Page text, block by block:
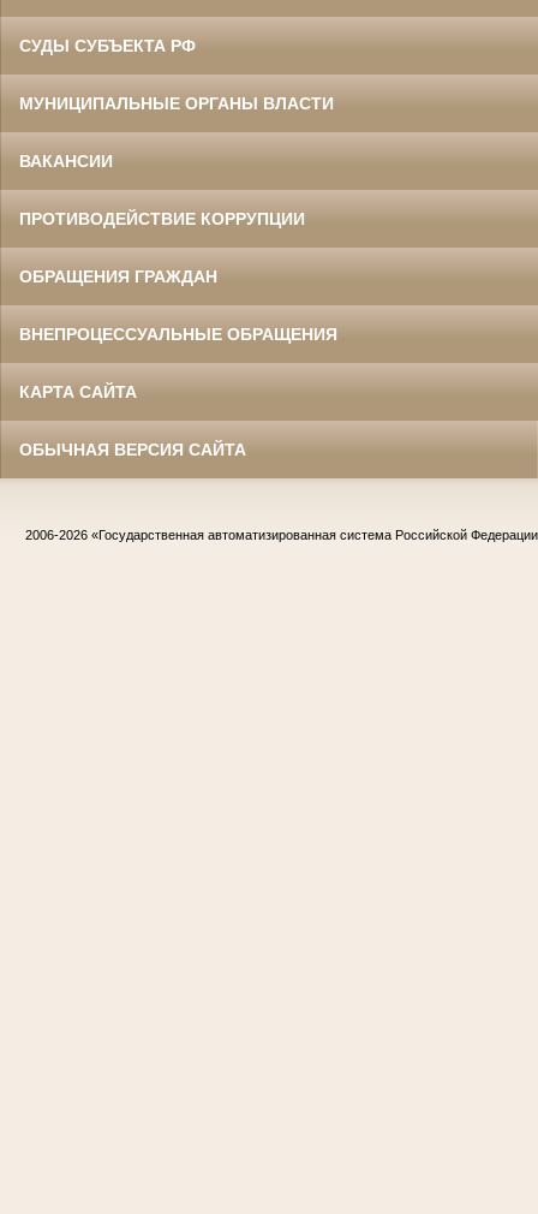
СУДЫ СУБЪЕКТА РФ
МУНИЦИПАЛЬНЫЕ ОРГАНЫ ВЛАСТИ
ВАКАНСИИ
ПРОТИВОДЕЙСТВИЕ КОРРУПЦИИ
ОБРАЩЕНИЯ ГРАЖДАН
ВНЕПРОЦЕССУАЛЬНЫЕ ОБРАЩЕНИЯ
КАРТА САЙТА
ОБЫЧНАЯ ВЕРСИЯ САЙТА
2006-2026 «Государственная автоматизированная система Российской